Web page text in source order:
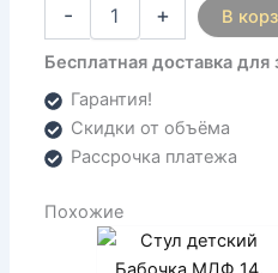
- + В
Бесплатная доставка
Гарантия!
Скидки от объёма
Рассрочка платежа
Похожие